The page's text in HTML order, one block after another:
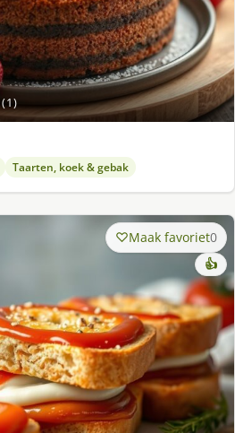
Taarten, koek & gebak
Maak favoriet0
👍